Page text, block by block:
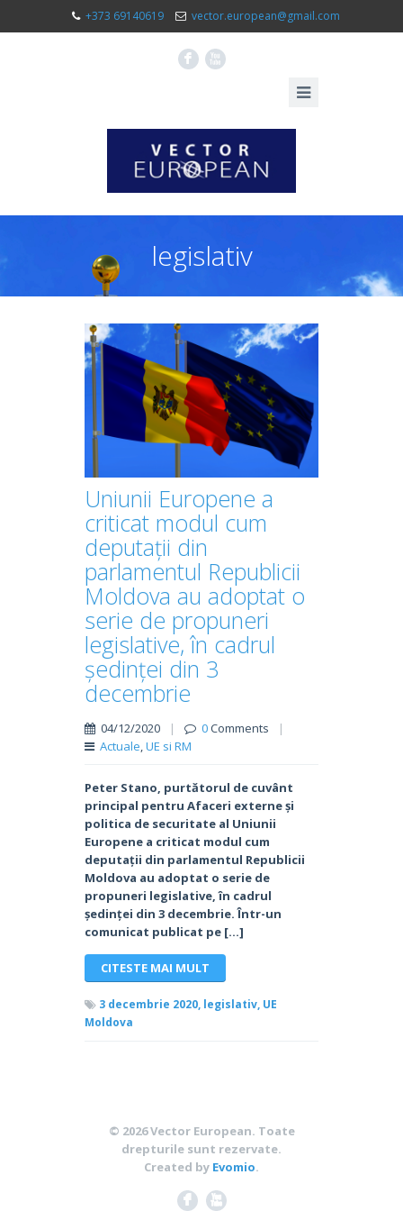
+373 69140619 vector.european@gmail.com
F X
legislativ
Uniunii Europene a
criticat modul cum
deputații din
parlamentul Republicii
Moldova au adoptat o
serie de propuneri
legislative, în cadrul
ședinței din 3
decembrie
04/12/2020 | 0Comments
|
Actuale,UE si RM
Peter Stano, purtătorul de cuvânt
principal pentru Afaceri externe și
politica de securitate al Uniunii
Europene a criticat modul cum
deputații din parlamentul Republicii
Moldova au adoptat o serie de
propuneri legislative, în cadrul
ședinței din 3 decembrie. Într-un
comunicat publicat pe […]
CITESTE MAI MULT
3 decembrie 2020, legislativ, UE
Moldova
© 2026Vector European. Toate
drepturile sunt rezervate.
Created by Evomio.
F X